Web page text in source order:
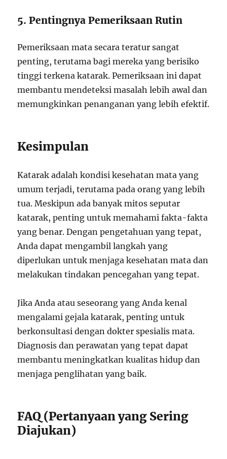
5. Pentingnya Pemeriksaan Rutin
Pemeriksaan mata secara teratur sangat
penting, terutama bagi mereka yang berisiko
tinggi terkena katarak. Pemeriksaan ini dapat
membantu mendeteksi masalah lebih awal dan
memungkinkan penanganan yang lebih efektif.
Kesimpulan
Katarak adalah kondisi kesehatan mata yang
umum terjadi, terutama pada orang yang lebih
tua. Meskipun ada banyak mitos seputar
katarak, penting untuk memahami fakta-fakta
yang benar. Dengan pengetahuan yang tepat,
Anda dapat mengambil langkah yang
diperlukan untuk menjaga kesehatan mata dan
melakukan tindakan pencegahan yang tepat.
Jika Anda atau seseorang yang Anda kenal
mengalami gejala katarak, penting untuk
berkonsultasi dengan dokter spesialis mata.
Diagnosis dan perawatan yang tepat dapat
membantu meningkatkan kualitas hidup dan
menjaga penglihatan yang baik.
FAQ (Pertanyaan yang Sering
Diajukan)